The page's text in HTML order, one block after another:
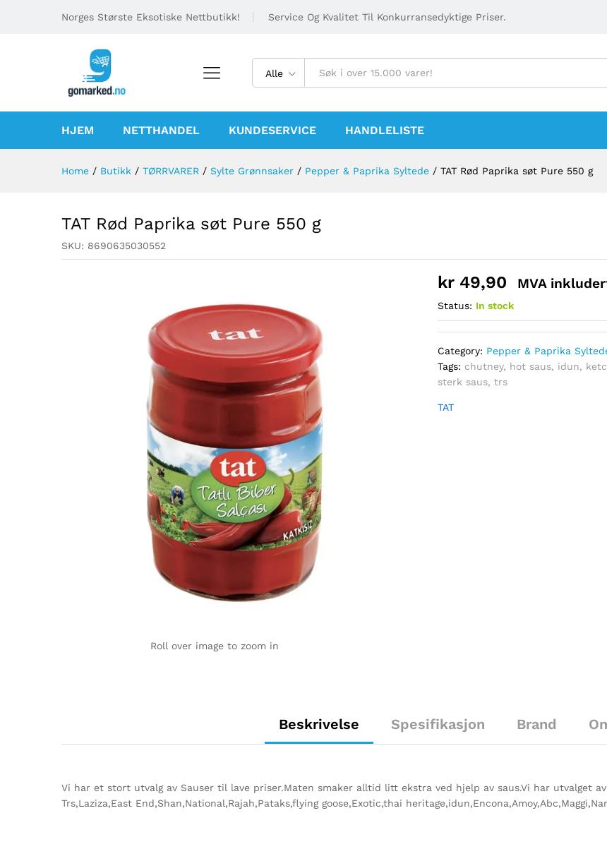
Norges Største Eksotiske Nettbutikk! Service Og Kvalitet Til Konkurransedyktige Priser.
Alle
HJEM NETTHANDEL KUNDESERVICE HANDLELISTE
Home / Butikk / TØRRVARER / Sylte Grønnsaker / Pepper & Paprika Syltede / TAT Rød Paprika søt Pure 550 g
TAT Rød Paprika søt Pure 550 g
SKU: 8690635030552
Roll over image to zoom in
kr 49,90 MVA
Status: In stock
Category: Pepper & Paprika
Tags: chutney, hot saus, idun,
sterk saus,trs
TAT
Beskrivelse Spesifikasjon Brand
Vi har et stort utvalg av Sauser til lave priser.Maten smaker alltid litt ekstra ved hjelp av saus.Vi har utvalget
Trs,Laziza,East End,Shan,National,Rajah,Pataks,flying goose,Exotic,thai